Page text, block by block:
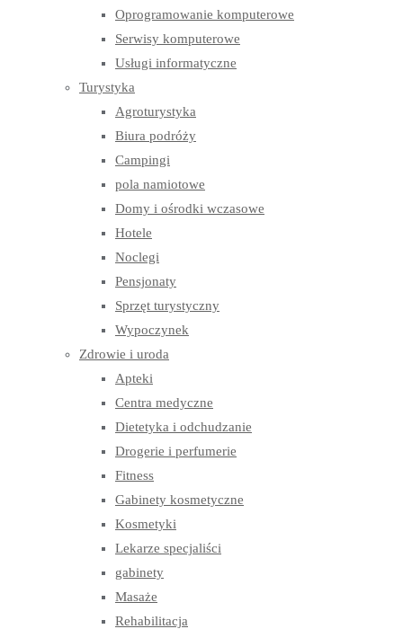
Oprogramowanie komputerowe
Serwisy komputerowe
Usługi informatyczne
Turystyka
Agroturystyka
Biura podróży
Campingi
pola namiotowe
Domy i ośrodki wczasowe
Hotele
Noclegi
Pensjonaty
Sprzęt turystyczny
Wypoczynek
Zdrowie i uroda
Apteki
Centra medyczne
Dietetyka i odchudzanie
Drogerie i perfumerie
Fitness
Gabinety kosmetyczne
Kosmetyki
Lekarze specjaliści
gabinety
Masaże
Rehabilitacja